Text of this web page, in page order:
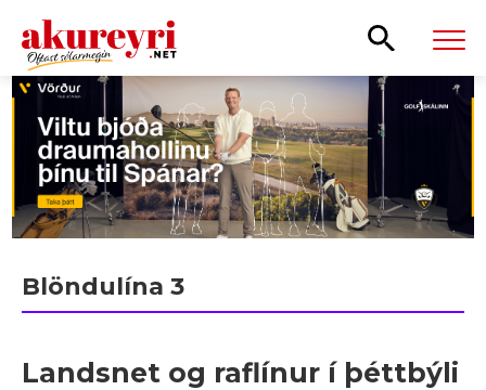
Leita
Blöndulína 3
Landsnet og raflínur í þéttbýli